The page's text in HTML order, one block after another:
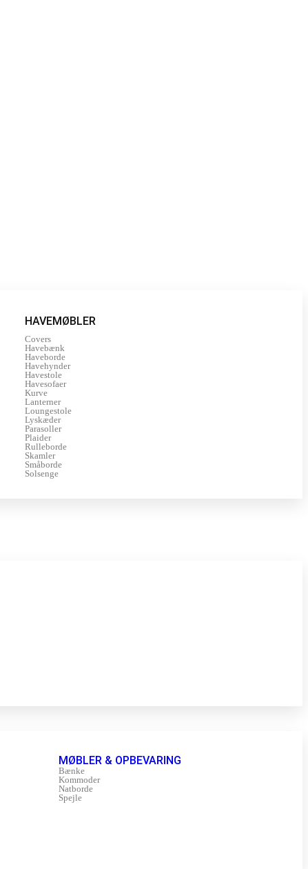
HAVEMØBLER
Covers
Havebænk
Haveborde
Havehynder
Havestole
Havesofaer
Kurve
Lanterner
Loungestole
Lyskæder
Parasoller
Plaider
Rulleborde
Skamler
Småborde
Solsenge
MØBLER & OPBEVARING
Bænke
Kommoder
Natborde
Spejle